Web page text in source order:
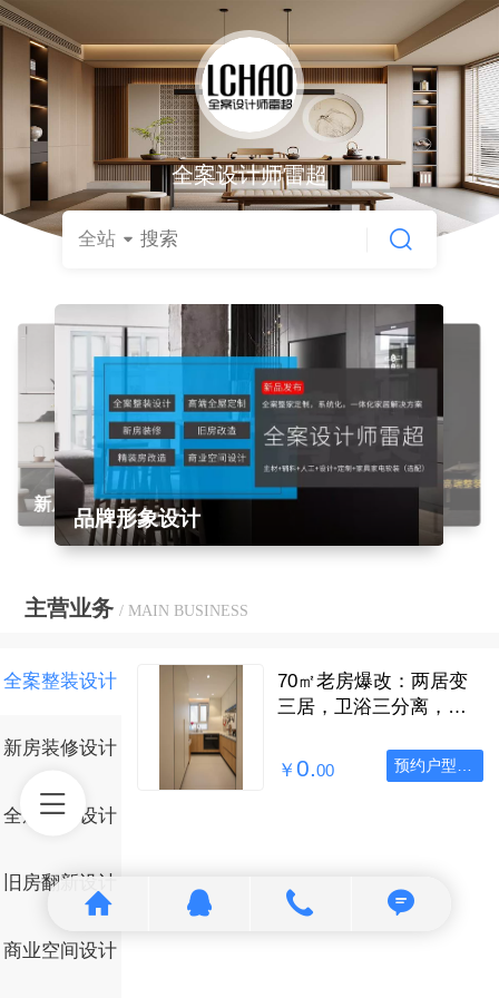
全案设计师雷超
全站
新房装修设计
品牌形象设计
全案整装设计
主营业务/ MAIN BUSINESS
全案整装设计
新房装修设计
全屋定制设计
旧房翻新设计
商业空间设计
70㎡老房爆改：两居变
三居，卫浴三分离，储
￥ 0.00